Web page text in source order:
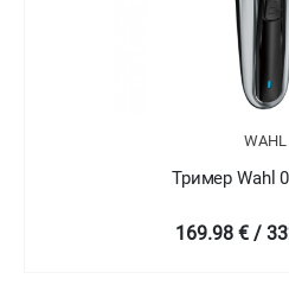
WAHL
Тример Wahl
169.98 € /